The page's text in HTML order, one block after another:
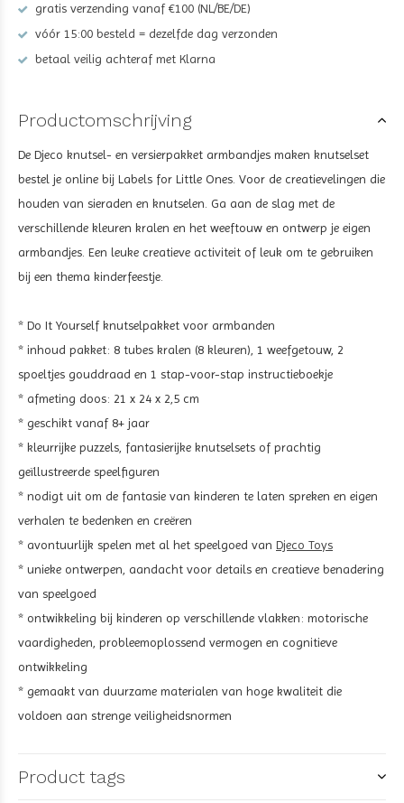
gratis verzending vanaf €100 (NL/BE/DE)
vóór 15:00 besteld = dezelfde dag verzonden
betaal veilig achteraf met Klarna
Productomschrijving
De Djeco knutsel- en versierpakket armbandjes maken knutselset
bestel je online bij Labels for Little Ones. Voor de creatievelingen die
houden van sieraden en knutselen. Ga aan de slag met de
verschillende kleuren kralen en het weeftouw en ontwerp je eigen
armbandjes. Een leuke creatieve activiteit of leuk om te gebruiken
bij een thema kinderfeestje.
* Do It Yourself knutselpakket voor armbanden
* inhoud pakket: 8 tubes kralen (8 kleuren), 1 weefgetouw, 2
spoeltjes gouddraad en 1 stap-voor-stap instructieboekje
* afmeting doos: 21 x 24 x 2,5 cm
* geschikt vanaf 8+ jaar
* kleurrijke puzzels, fantasierijke knutselsets of prachtig
geïllustreerde speelfiguren
* nodigt uit om de fantasie van kinderen te laten spreken en eigen
verhalen te bedenken en creëren
* avontuurlijk spelen met al het speelgoed van Djeco Toys
* unieke ontwerpen, aandacht voor details en creatieve benadering
van speelgoed
* ontwikkeling bij kinderen op verschillende vlakken: motorische
vaardigheden, probleemoplossend vermogen en cognitieve
ontwikkeling
* gemaakt van duurzame materialen van hoge kwaliteit die
voldoen aan strenge veiligheidsnormen
Product tags